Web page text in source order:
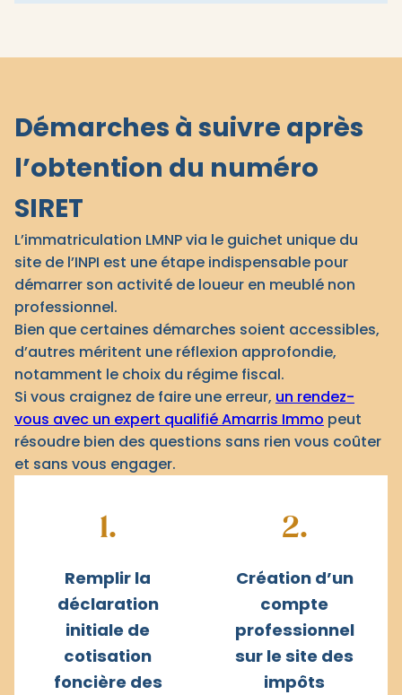
Démarches à suivre après
l’obtention du numéro
SIRET
L’immatriculation LMNP via le guichet unique du
site de l’INPI est une étape indispensable pour
démarrer son activité de loueur en meublé non
professionnel.
Bien que certaines démarches soient accessibles,
d’autres méritent une réflexion approfondie,
notamment le choix du régime fiscal.
Si vous craignez de faire une erreur, un rendez-
vous avec un expert qualifié Amarris Immo peut
résoudre bien des questions sans rien vous coûter
et sans vous engager.
1.
Remplir la
déclaration
initiale de
cotisation
foncière des
2.
Création d’un
compte
professionnel
sur le site des
impôts